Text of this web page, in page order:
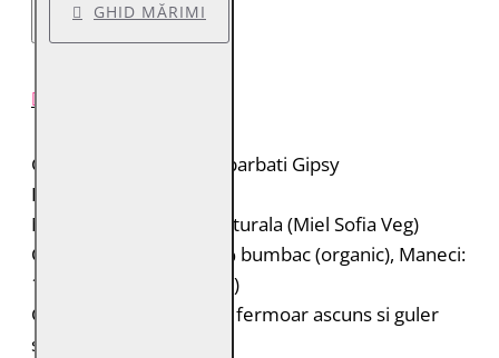
GHID MĂRIMI
Geaca de piele pentru barbati Gipsy
Brand: Gipsy
Material: 100% piele naturala (Miel Sofia Veg)
Captuseala: Corp: 100% bumbac (organic), Maneci:
100% poliester (reciclat)
Geaca de piele biker cu fermoar ascuns si guler
stand-up cu capsa